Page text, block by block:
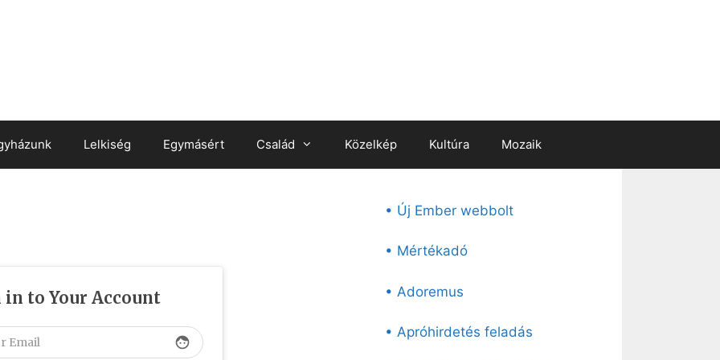
Lelkiség Egymásért Család Közelkép Kultúra Mozaik
in to Your Account
face
• Új Ember webbolt
• Mértékadó
• Adoremus
• Apróhirdetés feladás